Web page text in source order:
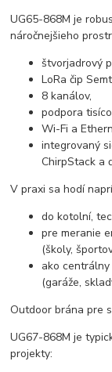
UG65-868M je
náročnejšieho
štvorjadrový
LoRa čip
8 kanálov,
podpora
Wi-Fi a
integrovaný
ChirpStack a
V praxi sa hodí
do kotolní,
pre meranie
(školy,
ako
(garáže,
Outdoor brána pre
UG67-868M je
projekty: